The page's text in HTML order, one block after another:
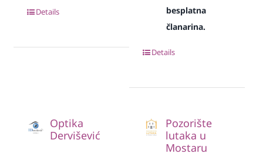
Details
besplatna
članarina.
Details
Optika
Dervišević
Pozorište
lutaka u
Mostaru